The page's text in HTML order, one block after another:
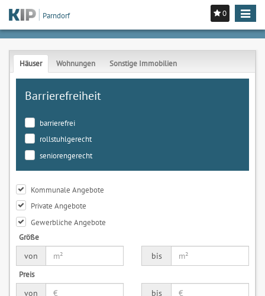
0
Toggle
Parndorf
Häuser Wohnungen Sonstige Immobilien
Barrierefreiheit
barrierefrei
rollstuhlgerecht
seniorengerecht
Kommunale Angebote
Private Angebote
Gewerbliche Angebote
Größe
von
bis
Preis
von
bis